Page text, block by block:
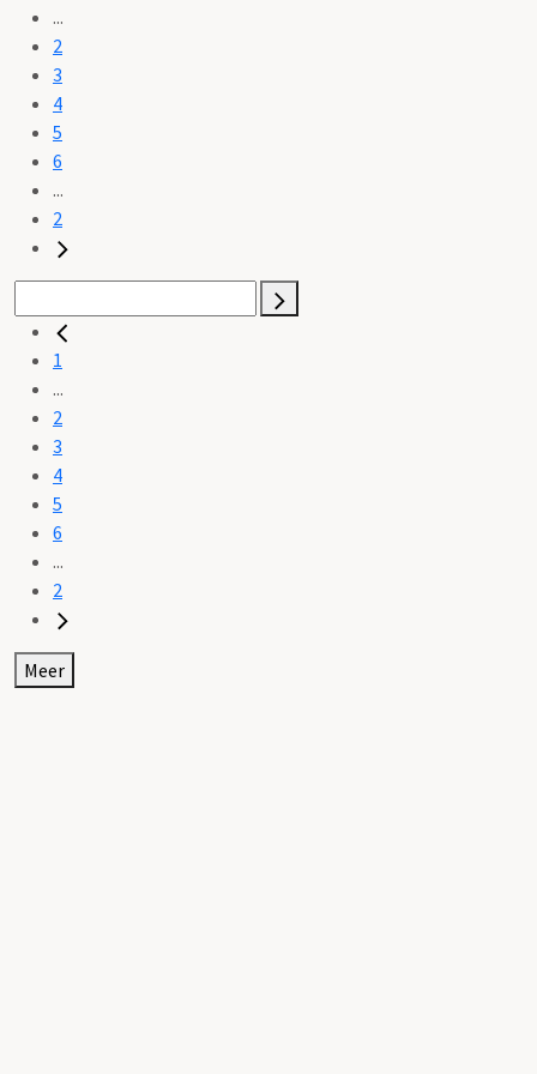
...
2
3
4
5
6
...
2
1
...
2
3
4
5
6
...
2
Meer